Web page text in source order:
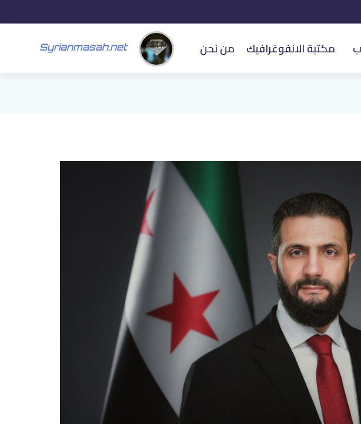
Syrianmasah.net مكتبة الانفوغرافيك من نحن